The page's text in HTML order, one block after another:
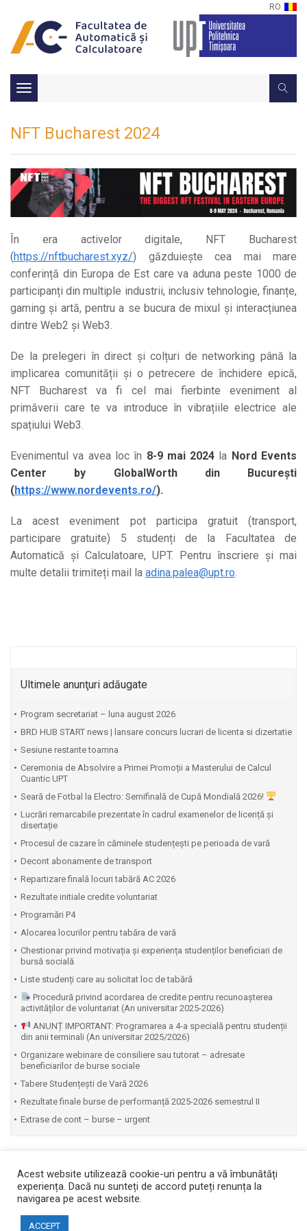
RO
Toggle
navigation
NFT Bucharest 2024
În era activelor digitale, NFT Bucharest
(https://nftbucharest.xyz/) găzduiește cea mai mare
conferință din Europa de Est care va aduna peste 1000 de
participanți din multiple industrii, inclusiv tehnologie, finanțe,
gaming și artă, pentru a se bucura de mixul și interacțiunea
dintre Web2 și Web3.
De la prelegeri în direct și colțuri de networking până la
implicarea comunității și o petrecere de închidere epică,
NFT Bucharest va fi cel mai fierbinte eveniment al
primăverii care te va introduce în vibrațiile electrice ale
spațiului Web3.
Evenimentul va avea loc în 8-9 mai 2024 la Nord Events
Center by GlobalWorth din București
(https://www.nordevents.ro/).
La acest eveniment pot participa gratuit (transport,
participare gratuite) 5 studenți de la Facultatea de
Automatică și Calculatoare, UPT. Pentru înscriere și mai
multe detalii trimiteți mail la adina.palea@upt.ro
Ultimele anunţuri adăugate
Program secretariat – luna august 2026
BRD HUB START news | lansare concurs lucrari de licenta si dizertatie
Sesiune restante toamna
Ceremonia de Absolvire a Primei Promoții a Masterului de Calcul
Cuantic UPT
⁠Seară de Fotbal la Electro: Semifinală de Cupă Mondială 2026!
Lucrări remarcabile prezentate în cadrul examenelor de licență și
disertație
Procesul de cazare în căminele studențești pe perioada de vară
Decont abonamente de transport
Repartizare finală locuri tabără AC 2026
Rezultate initiale credite voluntariat
Programări P4
Alocarea locurilor pentru tabăra de vară
Chestionar privind motivația și experiența studenților beneficiari de
bursă socială
Liste studenți care au solicitat loc de tabără
Procedură privind acordarea de credite pentru recunoașterea
activităților de voluntariat (An universitar 2025-2026)
ANUNȚ IMPORTANT: Programarea a 4-a specială pentru studenții
din anii terminali (An universitar 2025/2026)
Organizare webinare de consiliere sau tutorat – adresate
beneficiarilor de burse sociale
Tabere Studențești de Vară 2026
Rezultate finale burse de performanță 2025-2026 semestrul II
Extrase de cont – burse – urgent
Acest website utilizează cookie-uri pentru a vă îmbunătăți
experiența. Dacă nu sunteți de accord puteți renunța la
navigarea pe acest website.
ACCEPT